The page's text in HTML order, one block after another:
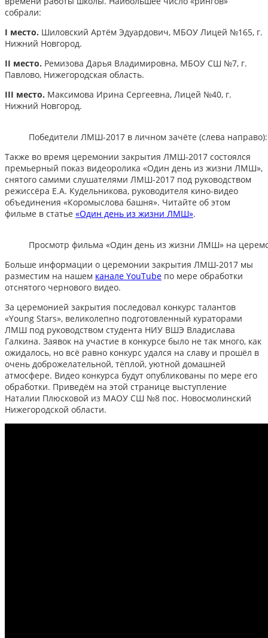
собрали:
I место. Шиловский Артём Эдуардович, МБОУ Лицей №165, г.
Нижний Новгород.
II место. Ремизова Дарья Владимировна, МБОУ СШ №7, г.
Павлово, Нижегородская область.
III место. Максимова Ирина Сергеевна, Лицей №40, г.
Нижний Новгород.
Победители ЛМШ-2017 в личном зачёте (слева
Также во время церемонии закрытия ЛМШ-2017 состоялся
премьерный показ видеоролика «Один день из жизни ЛМШ»,
снятого самими слушателями ЛМШ-2017 под руководством
режиссёра Е.А. Кудельникова, руководителя кино-видео
объединения «Коромыслова башня». Читайте об этом
фильме в статье «Один день из жизни ЛМШ».
Просмотр фильма «Один день из жизни ЛМШ» на
Больше информации о церемонии закрытия ЛМШ-2017 мы
разместим на нашем канале YouTube по мере обработки
отснятого чернового видео.
За церемонией закрытия последовал конкурс талантов
«Young Stars», великолепно подготовленный кураторами
ЛМШ под руководством студента НИУ ВШЭ Владислава
Галкина. Заявок на участие в конкурсе было не так много, как
ожидалось, но всё равно конкурс удался на славу и прошёл в
очень доброжелательной, тёплой, уютной домашней
атмосфере. Видео конкурса будут опубликованы по мере его
обработки. Приведём на этой странице выступление
Наталии Плюсковой из МАОУ СШ №8 пос. Новосмолинский
Нижегородской области.